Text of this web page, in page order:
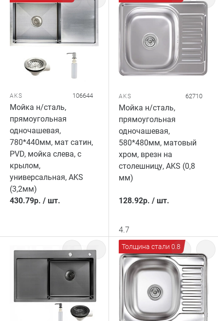
AKS 106644
Мойка н/сталь,
прямоугольная
одночашевая,
780*440мм, мат сатин,
PVD, мойка слева, с
крылом,
универсальная, AKS
(3,2мм)
430.79р. / шт.
AKS 62710
Мойка н/сталь,
прямоугольная
одночашевая,
580*480мм, матовый
хром, врезн на
столешницу, AKS (0,8
мм)
128.92р. / шт.
4.7
Толщина стали 0.8